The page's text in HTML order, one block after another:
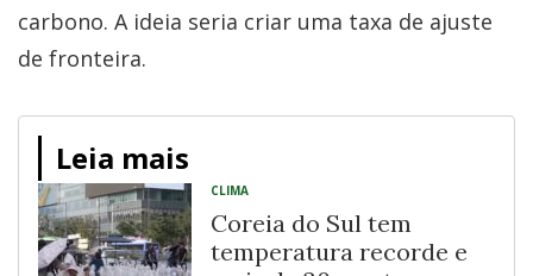
carbono. A ideia seria criar uma taxa de ajuste
de fronteira.
Leia mais
CLIMA
Coreia do Sul tem
temperatura recorde e